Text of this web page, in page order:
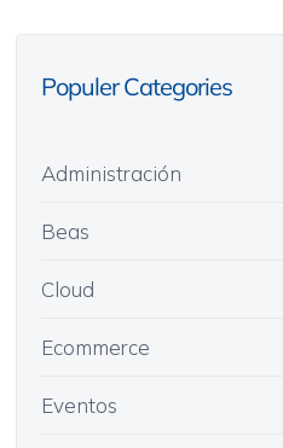
Populer Categories
Administración
Beas
Cloud
Ecommerce
Eventos